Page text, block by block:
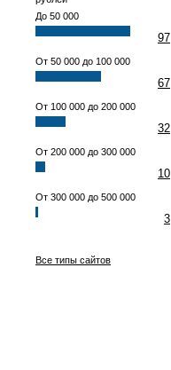
До 50 000
97
От 50 000 до 100 000
67
От 100 000 до 200 000
32
От 200 000 до 300 000
10
От 300 000 до 500 000
3
Все типы сайтов